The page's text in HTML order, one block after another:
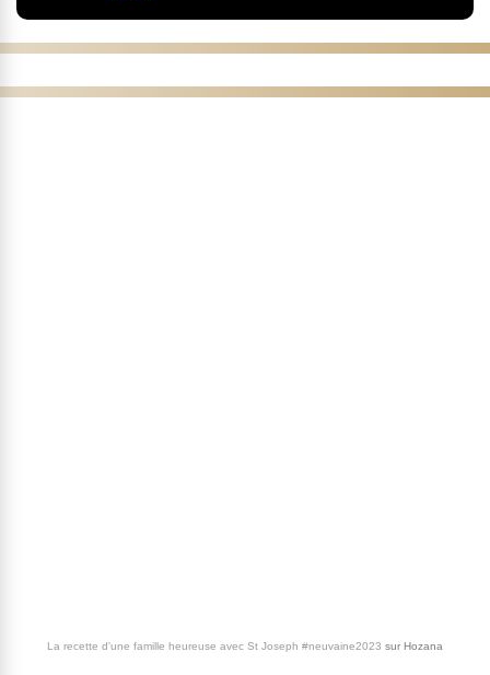
La recette d'une famille heureuse avec St Joseph #neuvaine2023 sur Hozana